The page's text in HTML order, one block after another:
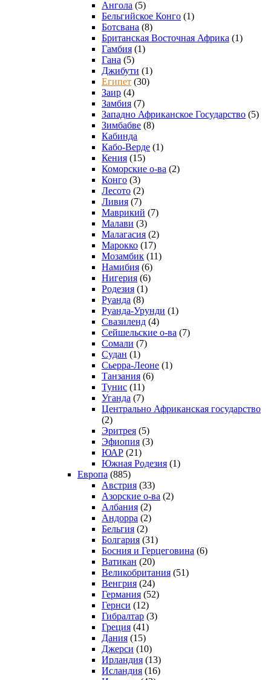
Ангола (5)
Бельгийское Конго (1)
Ботсвана (8)
Британская Восточная Африка (1)
Гамбия (1)
Гана (5)
Джибути (1)
Египет (30)
Заир (4)
Замбия (7)
Западно Африканское Государство (5)
Зимбабве (8)
Кабинда
Кабо-Верде (1)
Кения (15)
Коморские о-ва (2)
Конго (3)
Лесото (2)
Ливия (7)
Маврикий (7)
Малави (3)
Малагасия (2)
Марокко (17)
Мозамбик (11)
Намибия (6)
Нигерия (6)
Родезия (1)
Руанда (8)
Руанда-Урунди (1)
Свазиленд (4)
Сейшельские о-ва (7)
Сомали (7)
Судан (1)
Сьерра-Леоне (1)
Танзания (6)
Тунис (11)
Уганда (7)
Центрально Африканская государство
(2)
Эритрея (5)
Эфиопия (3)
ЮАР (21)
Южная Родезия (1)
Европа (885)
Австрия (33)
Азорские о-ва (2)
Албания (2)
Андорра (2)
Бельгия (2)
Болгария (31)
Босния и Герцеговина (6)
Ватикан (20)
Великобритания (51)
Венгрия (24)
Германия (52)
Гернси (12)
Гибралтар (3)
Греция (41)
Дания (15)
Джерси (10)
Ирландия (13)
Исландия (16)